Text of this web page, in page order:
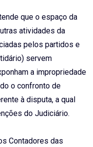
que o espaço da
atividades da
pelos partidos e
servem
a impropriedade
o confronto de
à disputa, a qual
do Judiciário.
Contadores das